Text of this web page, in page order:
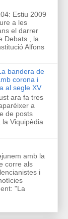
Estiu 2009
a les
el darrer
Debats , la
Alfons
bandera de
corona i
al segle XV
ara fa tres
a
de posts
Viquipèdia
amb la
corre als
i
"La